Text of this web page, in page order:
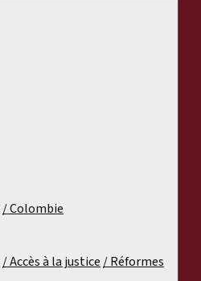
Colombie
Accès à la justice
Réformes